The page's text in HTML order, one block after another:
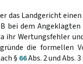
das Landgericht
bei dem
ihr Wertungsfehler
die formellen
§ 66Abs. 2 und Abs.